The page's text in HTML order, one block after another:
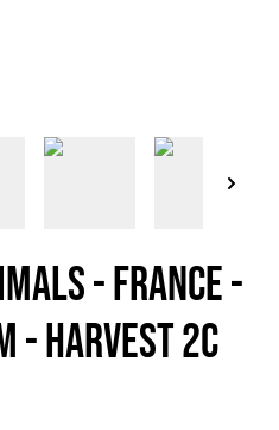
- France -
HARVEST 2C